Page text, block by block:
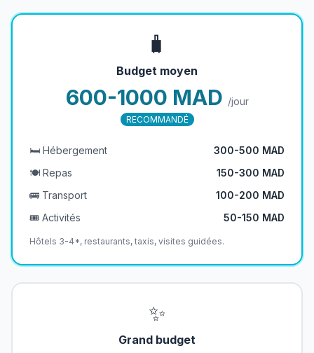
🧳
Budget moyen
600-1000 MAD /jour
RECOMMANDÉ
🛏️ Hébergement
300-500 MAD
🍽️ Repas
150-300 MAD
🚌 Transport
100-200 MAD
🎟️ Activités
50-150 MAD
Hôtels 3-4*, restaurants, taxis, visites guidées.
✨
Grand budget